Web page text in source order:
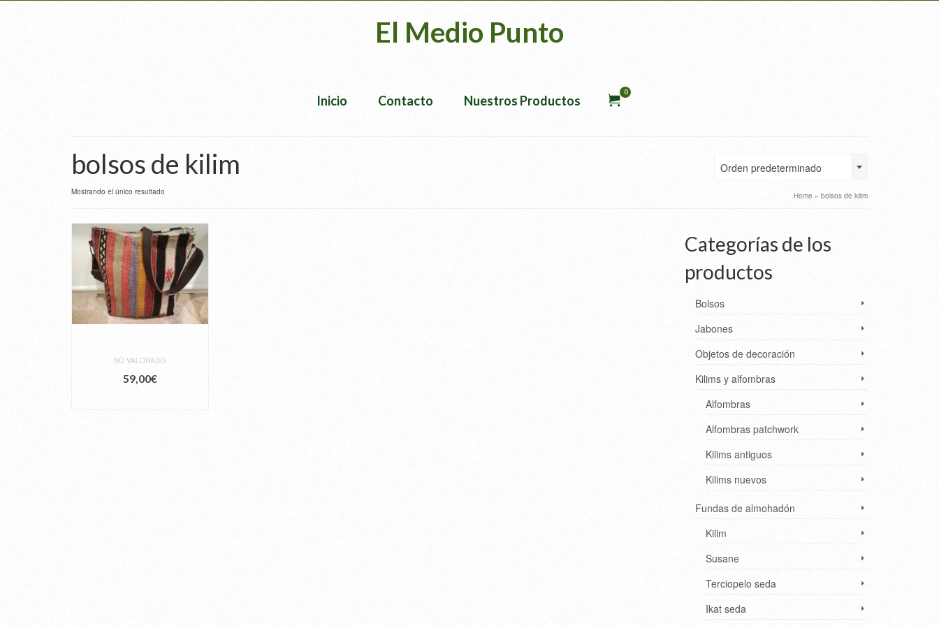
El Medio Punto
Inicio Contacto Nuestros Productos
0
bolsos de kilim
Mostrando el único resultado
Orden predeterminado
Home » bolsos de kilim
NO VALORADO
59,00€
Categorías de los
productos
Bolsos
Jabones
Objetos de decoración
Kilims y alfombras
Alfombras
Alfombras patchwork
Kilims antiguos
Kilims nuevos
Fundas de almohadón
Kilim
Susane
Terciopelo seda
Ikat seda